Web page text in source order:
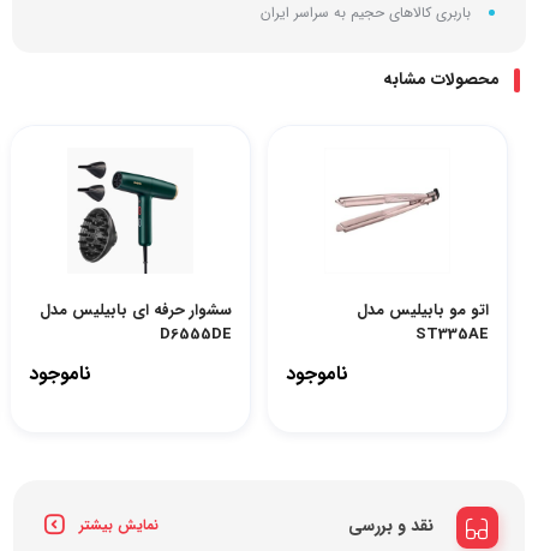
باربری کالاهای حجیم به سراسر ایران
محصولات مشابه
اتو مو بابیلیس مدل
ST335AE
ناموجود
سشوار حرفه ای بابیلیس مدل
D6555DE
ناموجود
نقد و بررسی نمایش بیشتر